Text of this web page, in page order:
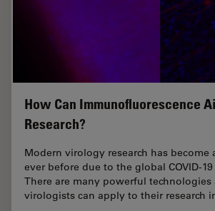
How Can Immunofluorescence
Research?
Modern virology research has become
ever before due to the global COVID-
There are many powerful technologies
virologists can apply to their research